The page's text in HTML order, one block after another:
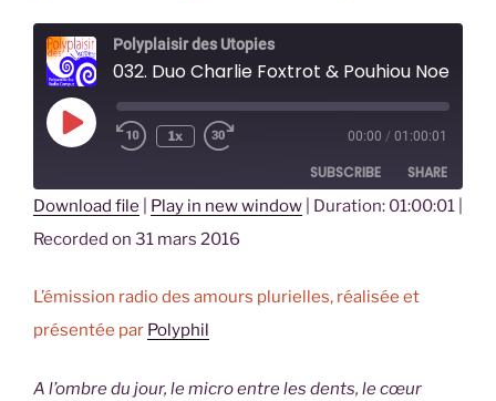
Polyplaisir des Utopies
Play
Episode
1x 00:00 / 01:00:01
SUBSCRIBE SHARE
RSS FEED
SHARE
EMBED
Download file Play in new window Duration: 01:00:01
Recorded on 31 mars 2016
L’émission radio des amours plurielles, réalisée et
présentée par Polyphil
A l’ombre du jour, le micro entre les dents, le cœur